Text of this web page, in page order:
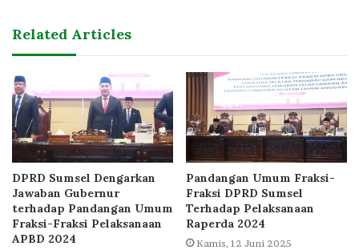
Related Articles
DPRD Sumsel Dengarkan
Jawaban Gubernur
terhadap Pandangan Umum
Fraksi-Fraksi Pelaksanaan
APBD 2024
Pandangan Umum Fraksi-
Fraksi DPRD Sumsel
Terhadap Pelaksanaan
Raperda 2024
Kamis, 12 Juni 2025